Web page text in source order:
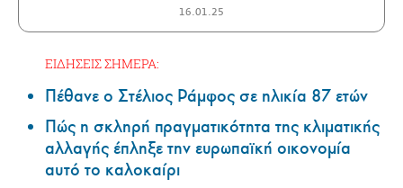
16.01.25
ΕΙΔΗΣΕΙΣ ΣΗΜΕΡΑ:
Πέθανε ο Στέλιος Ράμφος σε ηλικία 87 ετών
Πώς η σκληρή πραγματικότητα της κλιματικής
αλλαγής έπληξε την ευρωπαϊκή οικονομία
αυτό το καλοκαίρι